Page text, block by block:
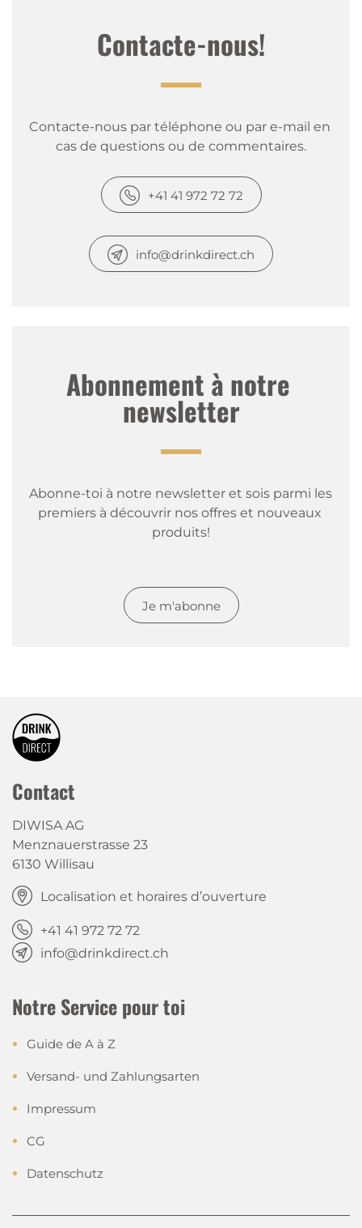
Contacte-nous!
Contacte-nous par téléphone ou par e-mail en
cas de questions ou de commentaires.
+41 41 972 72 72
info@drinkdirect.ch
Abonnement à notre
newsletter
Abonne-toi à notre newsletter et sois parmi les
premiers à découvrir nos offres et nouveaux
produits!
Je m'abonne
Contact
DIWISA AG
Menznauerstrasse 23
6130 Willisau
Localisation et horaires d’ouverture
+41 41 972 72 72
info@drinkdirect.ch
Notre Service pour toi
Guide de A à Z
Versand- und Zahlungsarten
Impressum
CG
Datenschutz